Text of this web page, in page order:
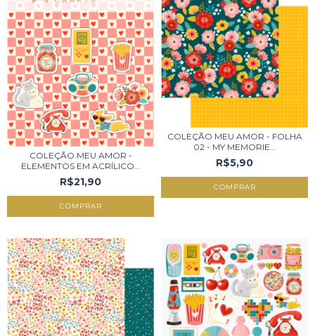
COLEÇÃO MEU AMOR -
ELEMENTOS EM ACRÍLICO...
R$21,90
COLEÇÃO MEU AMOR - FOLHA
02 - MY MEMORIE...
R$5,90